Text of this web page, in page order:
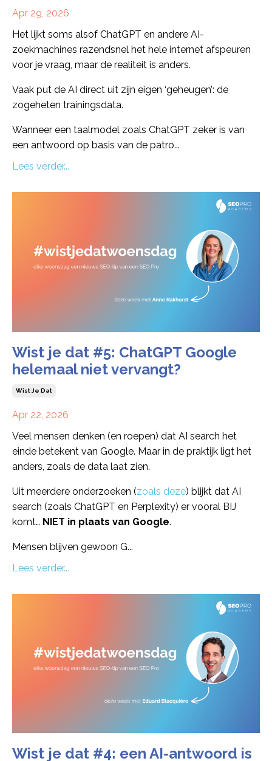
Apr 29, 2026
Het lijkt soms alsof ChatGPT en andere AI-
zoekmachines razendsnel het hele internet afspeuren
voor je vraag, maar de realiteit is anders.
Vaak put de AI direct uit zijn eigen ‘geheugen’: de
zogeheten trainingsdata.
Wanneer een taalmodel zoals ChatGPT zeker is van
een antwoord op basis van de patro...
Lees verder...
Wist je dat #5: ChatGPT Google
helemaal niet vervangt?
Wist Je Dat
Apr 22, 2026
Veel mensen denken (en roepen) dat AI search het
einde betekent van Google. Maar in de praktijk ligt het
anders, zoals de data laat zien.
Uit meerdere onderzoeken (zoals deze) blijkt dat AI
search (zoals ChatGPT en Perplexity) er vooral BIJ
komt… NIET in plaats van Google.
Mensen blijven gewoon G...
Lees verder...
Wist je dat #4: een AI-antwoord is